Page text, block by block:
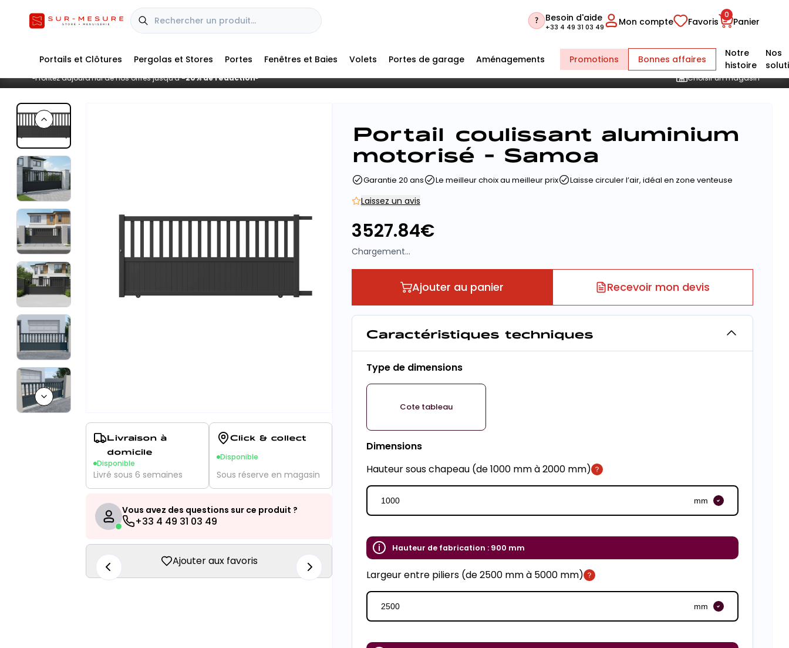
■Profitez aujourd'hui de nos offres jusqu'à-20% de réduction■ Choisir un magasin
Besoin d'aide
+33 4 49 31 03 49 Mon compte Favoris
0
Panier
Portails et Clôtures Pergolas et Stores Portes Fenêtres et Baies Volets Portes de garage Aménagements Promotions Bonnes affaires
Notre
histoire
Nos
Previous slide
Next slide
Livraison à
domicile
Disponible
Livré sous 6 semaines
Click & collect
Disponible
Sous réserve en magasin
Vous avez des questions sur ce produit ?
+33 4 49 31 03 49
Ajouter aux favoris
Portail coulissant aluminium
motorisé - Samoa
Garantie 20 ans Le meilleur choix au meilleur prix Laisse circuler l’air, idéal en zone venteuse
Laissez un avis
3527.84€
Chargement...
Ajouter au panier Recevoir mon devis
Caractéristiques techniques
Type de dimensions
Cote tableau
Dimensions
Hauteur sous chapeau (de 1000 mm à 2000 mm)
mm
Hauteur de fabrication : 900 mm
Largeur entre piliers (de 2500 mm à 5000 mm)
mm